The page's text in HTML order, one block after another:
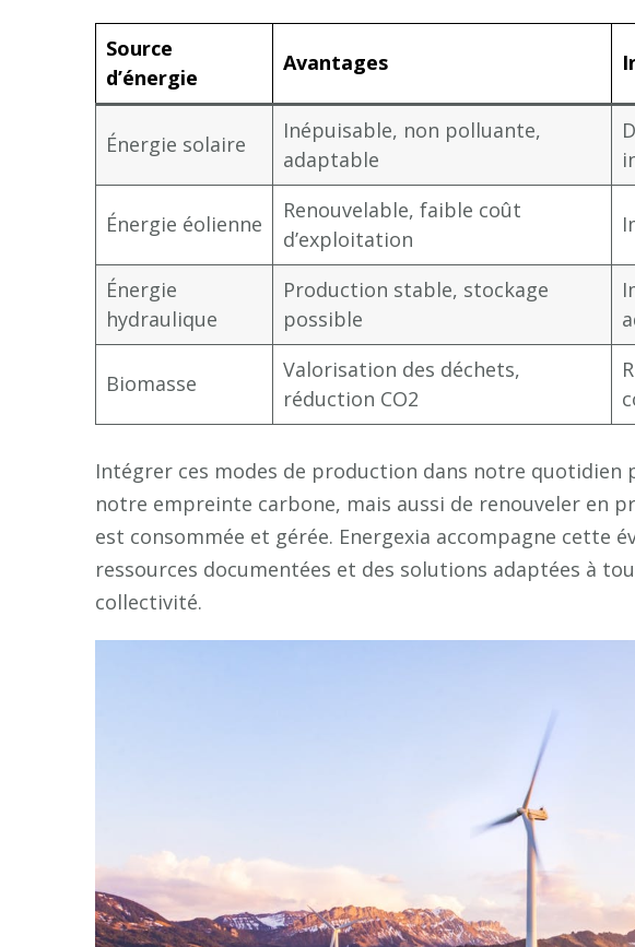
Source
d’énergie
Avantages
Énergie solaire
Inépuisable, non polluante,
adaptable
Énergie éolienne
Renouvelable, faible coût
d’exploitation
Énergie
hydraulique
Production stable, stockage
possible
Biomasse
Valorisation des déchets,
réduction CO2
Intégrer ces modes de production dans notre quotidien
notre empreinte carbone, mais aussi de renouveler en
est consommée et gérée. Energexia accompagne cette
ressources documentées et des solutions adaptées à
collectivité.